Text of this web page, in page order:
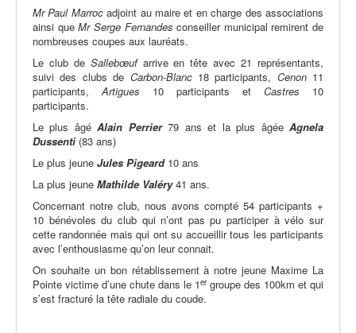
Mr Paul Marrocadjoint au maire et en charge des associations
ainsi queMr Serge Fernandes conseiller municipal remirent de
nombreuses coupes aux lauréats.
Le club de Sallebœufarrive en tête avec 21 représentants,
suivi des clubs de Carbon-Blanc18 participants, Cenon11
participants,Artigues 10 participants et Castres 10
participants.
Le plus âgéAlain Perrier79 ans et la plus âgéeAgnela
Dussenti (83 ans)
Le plus jeune Jules Pigeard10 ans
La plus jeune Mathilde Valéry41 ans.
Concernant notre club, nous avons compté 54 participants +
10 bénévoles du club qui n’ont pas pu participer à vélo sur
cette randonnée mais qui ont su accueillir tous les participants
avec l’enthousiasme qu’on leur connait.
On souhaite un bon rétablissement à notre jeune Maxime La
Pointe victime d’une chute dans le 1er groupe des 100km et qui
s’est fracturé la tête radiale du coude.